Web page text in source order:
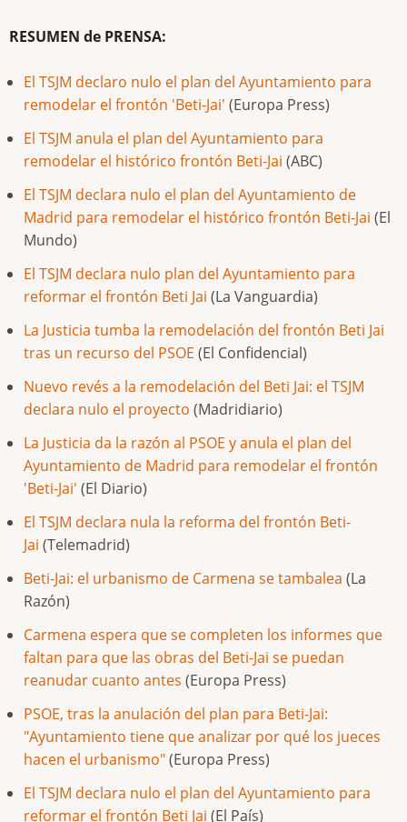
RESUMEN de PRENSA:
El TSJM declaro nulo el plan del Ayuntamiento para
remodelar el frontón 'Beti-Jai' (Europa Press)
El TSJM anula el plan del Ayuntamiento para
remodelar el histórico frontón Beti-Jai (ABC)
El TSJM declara nulo el plan del Ayuntamiento de
Madrid para remodelar el histórico frontón Beti-Jai (El
Mundo)
El TSJM declara nulo plan del Ayuntamiento para
reformar el frontón Beti Jai (La Vanguardia)
La Justicia tumba la remodelación del frontón Beti Jai
tras un recurso del PSOE (El Confidencial)
Nuevo revés a la remodelación del Beti Jai: el TSJM
declara nulo el proyecto (Madridiario)
La Justicia da la razón al PSOE y anula el plan del
Ayuntamiento de Madrid para remodelar el frontón
'Beti-Jai' (El Diario)
El TSJM declara nula la reforma del frontón Beti-
Jai (Telemadrid)
Beti-Jai: el urbanismo de Carmena se tambalea (La
Razón)
Carmena espera que se completen los informes que
faltan para que las obras del Beti-Jai se puedan
reanudar cuanto antes (Europa Press)
PSOE, tras la anulación del plan para Beti-Jai:
"Ayuntamiento tiene que analizar por qué los jueces
hacen el urbanismo"(Europa Press)
El TSJM declara nulo el plan del Ayuntamiento para
reformar el frontón Beti Jai (El País)